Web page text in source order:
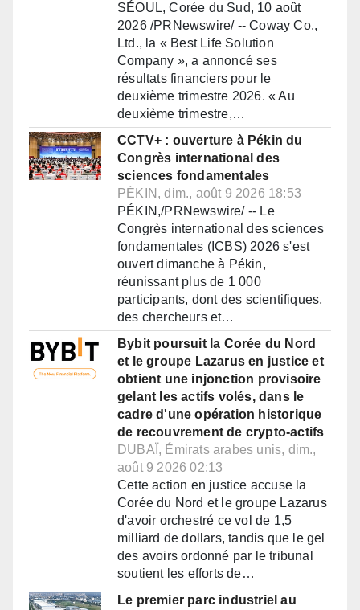
SÉOUL, Corée du Sud, 10 août
2026 /PRNewswire/ -- Coway Co.,
Ltd., la « Best Life Solution
Company », a annoncé ses
résultats financiers pour le
deuxième trimestre 2026. « Au
deuxième trimestre,…
CCTV+ : ouverture à Pékin du
Congrès international des
sciences fondamentales
PÉKIN, dim., août 9 2026 18:53
PÉKIN,/PRNewswire/ -- Le
Congrès international des sciences
fondamentales (ICBS) 2026 s'est
ouvert dimanche à Pékin,
réunissant plus de 1 000
participants, dont des scientifiques,
des chercheurs et…
Bybit poursuit la Corée du Nord
et le groupe Lazarus en justice et
obtient une injonction provisoire
gelant les actifs volés, dans le
cadre d'une opération historique
de recouvrement de crypto-actifs
DUBAÏ, Émirats arabes unis, dim.,
août 9 2026 02:13
Cette action en justice accuse la
Corée du Nord et le groupe Lazarus
d'avoir orchestré ce vol de 1,5
milliard de dollars, tandis que le gel
des avoirs ordonné par le tribunal
soutient les efforts de…
Le premier parc industriel au